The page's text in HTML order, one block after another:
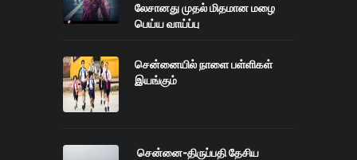
லேசானது முதல் மிதமான மழை
பெய்ய வாய்ப்பு
சென்னையில் நாளை பள்ளிகள்
இயங்கும்
சென்னை-திருப்பதி தேசிய